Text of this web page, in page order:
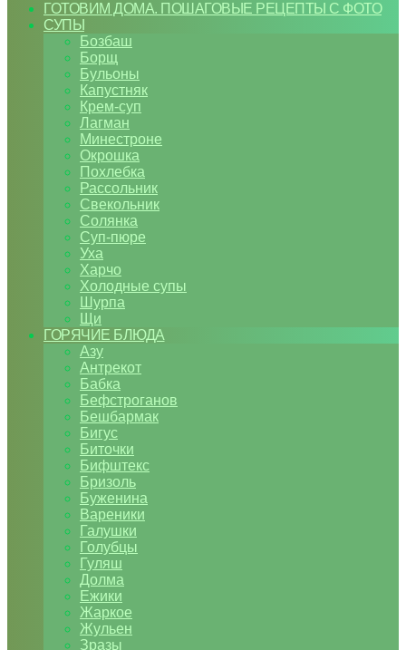
ГОТОВИМ ДОМА. ПОШАГОВЫЕ РЕЦЕПТЫ С ФОТО
СУПЫ
Бозбаш
Борщ
Бульоны
Капустняк
Крем-суп
Лагман
Минестроне
Окрошка
Похлебка
Рассольник
Свекольник
Солянка
Суп-пюре
Уха
Харчо
Холодные супы
Шурпа
Щи
ГОРЯЧИЕ БЛЮДА
Азу
Антрекот
Бабка
Бефстроганов
Бешбармак
Бигус
Биточки
Бифштекс
Бризоль
Буженина
Вареники
Галушки
Голубцы
Гуляш
Долма
Ежики
Жаркое
Жульен
Зразы